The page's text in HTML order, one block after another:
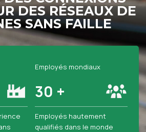
DES RÉSEAUX DE
SANS FAILLE
Employés mondiaux
30 +
Employés hautement
qualifiés dans le monde